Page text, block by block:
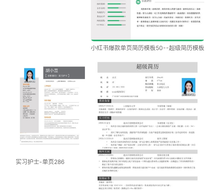
小红书爆款单页简历模板50--超级简历模板
实习护士-单页286